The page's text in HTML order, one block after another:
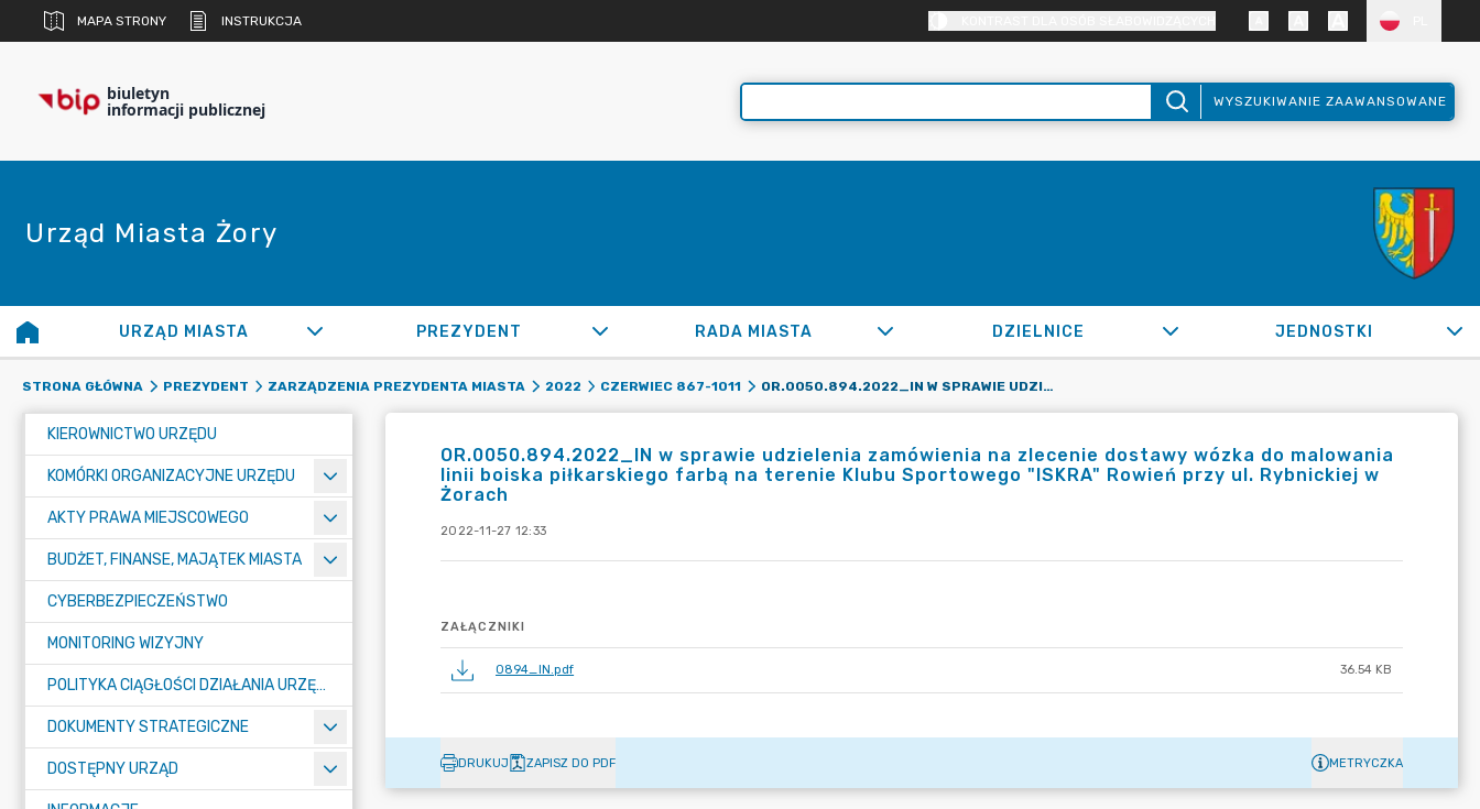
MAPA STRONY INSTRUKCJA
biuletyn
informacji publicznej WYSZUKIWANIE ZAAWANSOWANE
Urząd Miasta Żory
URZĄD MIASTA PREZYDENT RADA MIASTA DZIELNICE JEDNOSTKI
STRONA GŁÓWNA PREZYDENT ZARZĄDZENIA PREZYDENTA MIASTA 2022 CZERWIEC 867-1011 OR.0050.894.2022_IN W SPRAWIE UDZIELENIA ZAMÓWIENIA NA ZLECENIE DOSTAWY WÓZKA DO MALOWANIA LINII BOISKA PIŁKARSKIEGO FARBĄ NA TERENIE KLUBU SPORTOWEGO "ISKRA" ROWIEŃ PRZY UL. RYBNICKIEJ W ŻORACH
KIEROWNICTWO URZĘDU
KOMÓRKI ORGANIZACYJNE URZĘDU
AKTY PRAWA MIEJSCOWEGO
BUDŻET, FINANSE, MAJĄTEK MIASTA
CYBERBEZPIECZEŃSTWO
MONITORING WIZYJNY
POLITYKA CIĄGŁOŚCI DZIAŁANIA URZĘDU MIASTA ŻORY
DOKUMENTY STRATEGICZNE
DOSTĘPNY URZĄD
OR.0050.894.2022_IN w sprawie udzielenia zamówienia na zlecenie dostawy wózka do malowania
linii boiska piłkarskiego farbą na terenie Klubu Sportowego "ISKRA" Rowień przy ul. Rybnickiej w
Żorach
2022-11-27 12:33
ZAŁĄCZNIKI
0894_IN.pdf 36.54 KB
DRUKUJ ZAPISZ DO PDF METRYCZKA